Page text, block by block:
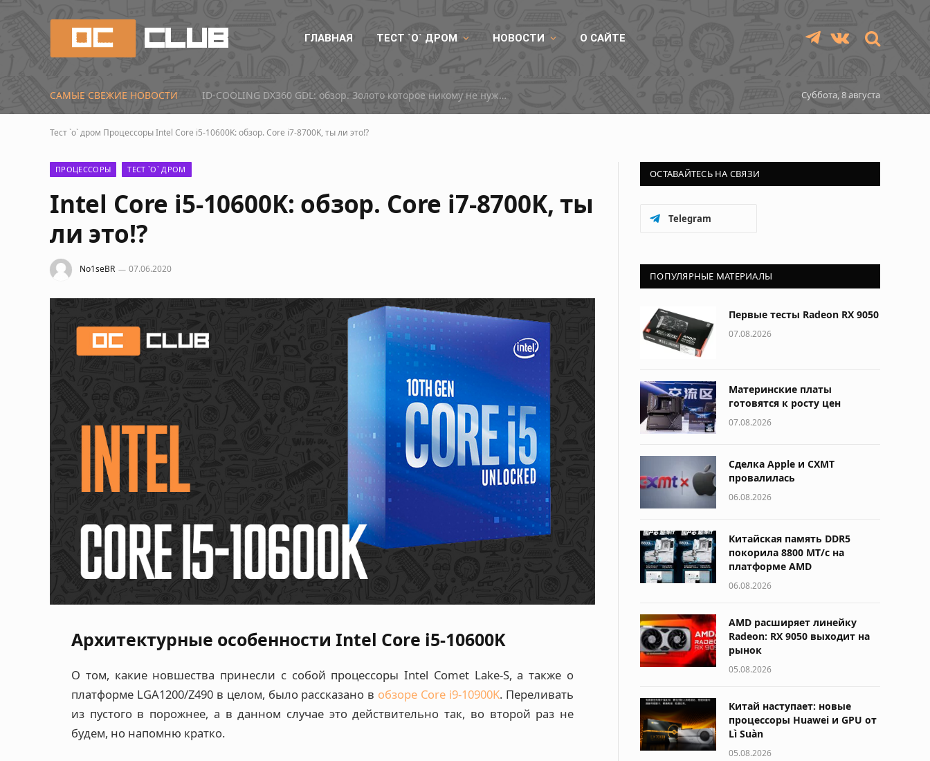
ГЛАВНАЯ ТЕСТ `О` ДРОМ НОВОСТИ О САЙТЕ TelegramVKontakte
САМЫЕ СВЕЖИЕ НОВОСТИ Первые тесты Radeon RX 9050 Суббота, 8 августа
Тест `о` дром ПроцессорыIntel Core i5-10600K: обзор. Core i7-8700K, ты ли это!?
ПРОЦЕССОРЫ ТЕСТ `О` ДРОМ
Intel Core i5-10600K: обзор. Core i7-8700K, ты
ли это!?
No1seBR 07.06.2020
Архитектурные особенности Intel Core i5-10600K
О том, какие новшества принесли с собой процессоры Intel Comet Lake-S, а также о
платформе LGA1200/Z490 в целом, было рассказано в обзоре Core i9-10900K. Переливать
из пустого в порожнее, а в данном случае это действительно так, во второй раз не
будем, но напомню кратко.
ОСТАВАЙТЕСЬ НА СВЯЗИ
Telegram
ПОПУЛЯРНЫЕ МАТЕРИАЛЫ
Первые тесты Radeon RX 9050
07.08.2026
Материнские платы
готовятся к росту цен
07.08.2026
Сделка Apple и CXMT
провалилась
06.08.2026
Китайская память DDR5
покорила 8800 МТ/с на
платформе AMD
06.08.2026
AMD расширяет линейку
Radeon: RX 9050 выходит на
рынок
05.08.2026
Китай наступает: новые
процессоры Huawei и GPU от
Lì Suàn
05.08.2026